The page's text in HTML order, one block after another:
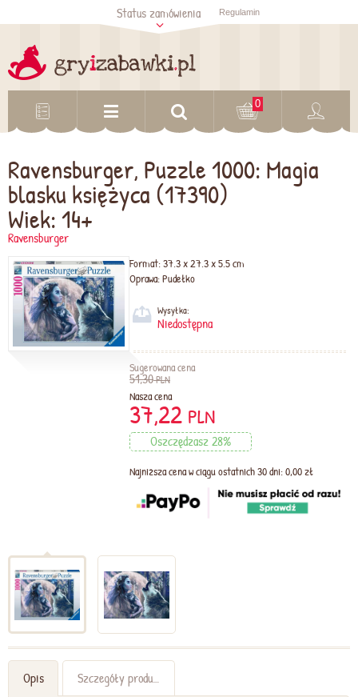
Sprawdź status
zamówienia
Status zamówienia Regulamin
0
Ravensburger, Puzzle 1000: Magia
blasku księżyca (17390)
Wiek: 14+
Ravensburger
Format:37.3 x 27.3 x 5.5 cm
Oprawa:Pudełko
Wysyłka:
Niedostępna
Sugerowana cena
51,30PLN
Nasza cena
37,22 PLN
Oszczędzasz 28%
Najniższa cena w ciągu ostatnich 30 dni: 0,00 zł
Opis Szczegóły produktu